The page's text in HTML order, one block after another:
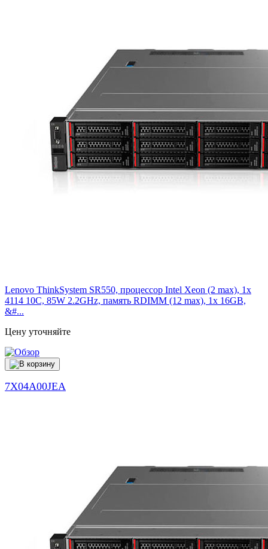
Lenovo ThinkSystem SR550, процессор Intel Xeon (2 max), 1x
4114 10C, 85W 2.2GHz, память RDIMM (12 max), 1x 16GB,
&#...
Цену уточняйте
7X04A00JEA